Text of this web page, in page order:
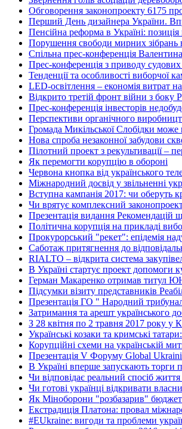
Обговорення законопроекту 6175
Перший День дизайнера України.
Пенсійна реформа в Україні:
Порушення свободи мирних зібрань
Спільна прес-конференція
Прес-конференція з приводу
Тенденції та особливості виборчої
LED-освітлення – економія витрат
Відкрито третій фронт війни з боку
Прес-конференція інвесторів
Перспективи органічного
Громада Микільської Слобідки може
Нова спроба незаконної забудови
Пілотний проект з рекультивації –
Як перемогти корупцію в обороні
Червона кнопка від українського
Міжнародний досвід у звільненні
Вступна кампанія 2017: чи оберуть
Чи врятує комплексний
Презентація видання Рекомендацій
Політична корупція на прикладі
Прокурорський "рекет": епідемія
Саботаж притягнення до
RIALTO – відкрита система
В Україні стартує проект допомоги
Герман Макаренко отримав титул
Підсумки візиту представників
Презентація ГО " Народний
Затримання та арешт українського
З 28 квітня по 2 травня 2017 року у
Українські козаки та кримські
Корупційні схеми на українській
Презентація V Форуму Global
В Україні вперше запускають
Чи відповідає реальний спосіб
Чи готові українці відкривати
Як Міноборони "розбазарив"
Екстрадиція Платона: провал
#EUkraine: вигоди та проблеми